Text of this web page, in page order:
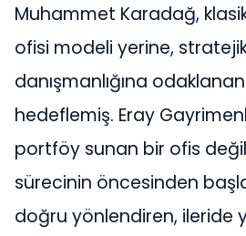
Muhammet Karadağ,
ofisi modeli yerine, stratejik
danışmanlığına
hedeflemiş. Eray
portföy sunan bir ofis
sürecinin öncesinden
doğru yönlendiren, ileride